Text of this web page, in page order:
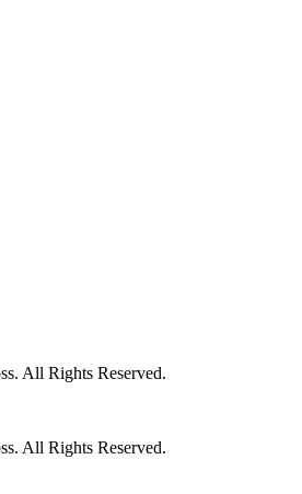
All Rights Reserved.
All Rights Reserved.